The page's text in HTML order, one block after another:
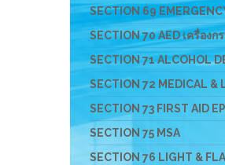
SECTION 69
SECTION 70 AED เครื่อง
SECTION 71 ALCOHOL
SECTION 72 MEDICAL
SECTION 73 FIRST AID
SECTION 75 MSA
SECTION 76 LIGHT &